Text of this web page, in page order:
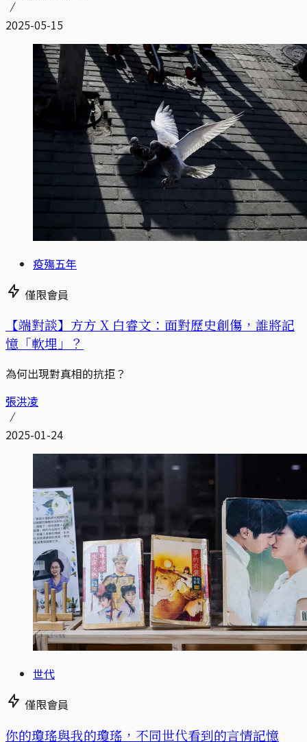
2025-05-15
疫殤五年
僅限會員
【端對談】方方 X 白睿文：面對歷史創傷，誰將記
憶「軟埋」？
為何出現對真相的抗拒？
張洪凌
2025-01-24
世代
僅限會員
你的瓊瑤與我的瓊瑤，不同世代看到的言情記憶